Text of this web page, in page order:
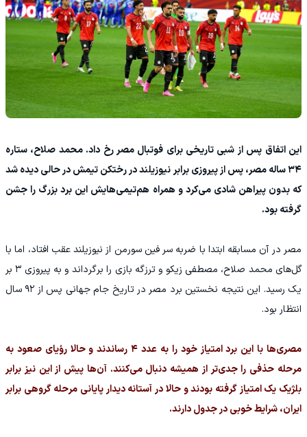
این اتفاق پس از شبی تاریخی برای فوتبال مصر رخ داد. محمد صلاح، ستاره
۳۴ ساله مصر، پس از پیروزی برابر نیوزیلند در رختکن تیمش در حالی دیده شد
که بدون پیراهن شادی می‌کرد و همراه هم‌تیمی‌هایش این برد بزرگ را جشن
گرفته بود.
مصر در آن مسابقه ابتدا با ضربه سر فین سورمن از نیوزیلند عقب افتاد، اما با
گل‌های محمد صلاح، مصطفی زیکو و ترزگه بازی را برگرداند و به پیروزی ۳ بر
یک رسید. این نتیجه نخستین برد مصر در تاریخ جام جهانی پس از ۹۲ سال
انتظار بود.
مصری‌ها با این برد امتیاز خود را به عدد ۴ رساندند و حالا رؤیای صعود به
مرحله حذفی را جدی‌تر از همیشه دنبال می‌کنند. آن‌ها پیش از این نیز برابر
بلژیک یک امتیاز گرفته بودند و حالا در آستانه دیدار پایانی مرحله گروهی برابر
ایران، شرایط خوبی در جدول دارند.